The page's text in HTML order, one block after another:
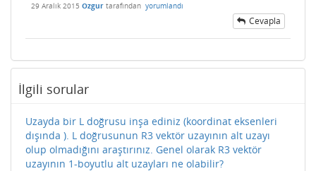
29 Aralık 2015 Ozgur tarafından yorumlandı
Cevapla
İlgili sorular
Uzayda bir L doğrusu inşa ediniz (koordinat eksenleri
dışında ). L doğrusunun R3 vektör uzayının alt uzayı
olup olmadığını araştırınız. Genel olarak R3 vektör
uzayının 1-boyutlu alt uzayları ne olabilir?